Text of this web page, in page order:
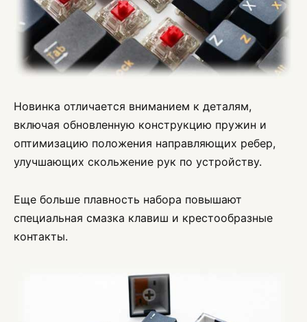
Новинка отличается вниманием к деталям,
включая обновленную конструкцию пружин и
оптимизацию положения направляющих ребер,
улучшающих скольжение рук по устройству.
Еще больше плавность набора повышают
специальная смазка клавиш и крестообразные
контакты.